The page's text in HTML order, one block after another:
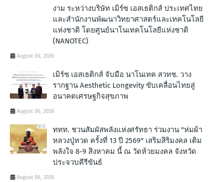
งาม ระหว่างบริษัท เมิร์ซ เอสเธติกส์ ประเทศไทย
และสำนักงานพัฒนาวิทยาศาสตร์และเทคโนโลยี
แห่งชาติ โดยศูนย์นาโนเทคโนโลยีแห่งชาติ
(NANOTEC)
August 06, 2026
เมิร์ซ เอสเธติกส์ จับมือ นาโนเทค สวทช. วาง
รากฐาน Aesthetic Longevity ขับเคลื่อนไทยสู่
อนาคตเศรษฐกิจสุขภาพ
August 06, 2026
ททท. ชวนสัมผัสพลังแห่งศรัทธา ร่วมงาน "ห่มผ้า
หลวงปู่ทวด ครั้งที่ 13 ปี 2569" เสริมสิริมงคล เติม
พลังใจ 8-9 สิงหาคม นี้ ณ วัดห้วยมงคล จังหวัด
ประจวบคีรีขันธ์
August 06, 2026